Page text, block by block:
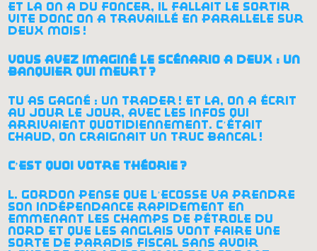
et là on a dû foncer, il fallait le sortir
vite donc on a travaillé en parallèle sur
deux mois !
vous avez imaginé le scénario à deux : un
banquier qui meurt ?
tu as gagné : un trader ! et là, on a écrit
au jour le jour, avec les infos qui
arrivaient quotidiennement. c’était
chaud, on craignait un truc bancal !
c’est quoi votre théorie ?
l. gordon pense que l’ecosse va prendre
son indépendance rapidement en
emmenant les champs de pétrole du
nord et que les anglais vont faire une
sorte de paradis fiscal sans avoir